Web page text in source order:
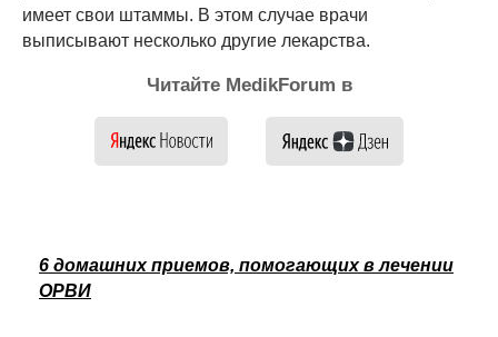
имеет свои штаммы. В этом случае врачи
выписывают несколько другие лекарства.
Читайте MedikForum в
6 домашних приемов, помогающих в лечении
ОРВИ